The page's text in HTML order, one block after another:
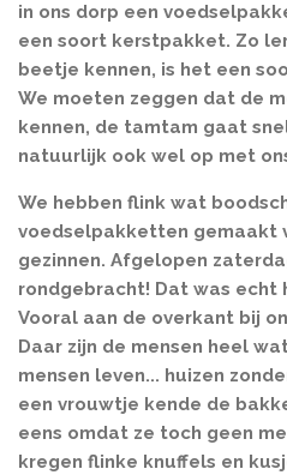
in ons dorp een
een soort kerstpakket. Zo
beetje kennen, is het een
We moeten zeggen dat de
kennen, de tamtam gaat
natuurlijk ook wel op met
We hebben flink wat
voedselpakketten gemaakt
gezinnen. Afgelopen
rondgebracht! Dat was echt
Vooral aan de overkant bij
Daar zijn de mensen heel
mensen leven... huizen
een vrouwtje kende de
eens omdat ze toch geen
kregen flinke knuffels en